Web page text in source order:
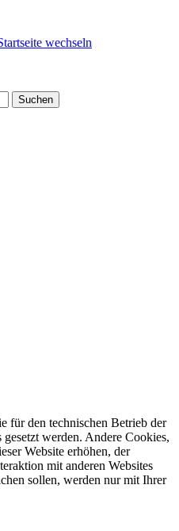
Suchen
für den technischen Betrieb der
werden. Andere Cookies,
Website erhöhen, der
mit anderen Websites
sollen, werden nur mit Ihrer